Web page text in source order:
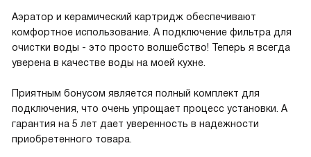
Аэратор и керамический картридж обеспечивают
комфортное использование. А подключение фильтра для
очистки воды - это просто волшебство! Теперь я всегда
уверена в качестве воды на моей кухне.
Приятным бонусом является полный комплект для
подключения, что очень упрощает процесс установки. А
гарантия на 5 лет дает уверенность в надежности
приобретенного товара.